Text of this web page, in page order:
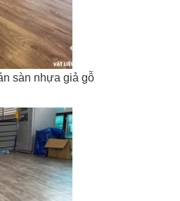
sàn nhựa giả gỗ